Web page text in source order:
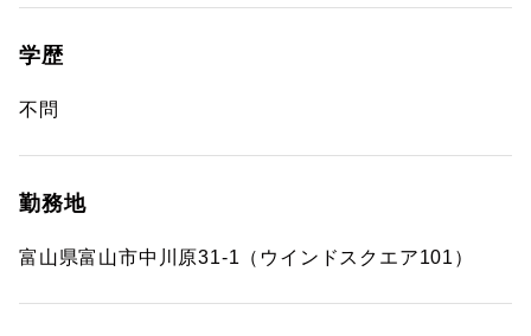
学歴
不問
勤務地
富山県富山市中川原31-1（ウインドスクエア101）